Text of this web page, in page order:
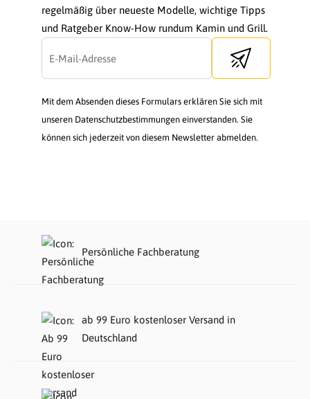
regelmäßig über neueste Modelle, wichtige Tipps
und Ratgeber Know-How rundum Kamin und Grill.
Send newsletter
Mit dem Absenden dieses Formulars erklären Sie sich mit
unseren Datenschutzbestimmungen einverstanden. Sie
können sich jederzeit von diesem Newsletter abmelden.
Persönliche Fachberatung
ab 99 Euro kostenloser Versand in
Deutschland